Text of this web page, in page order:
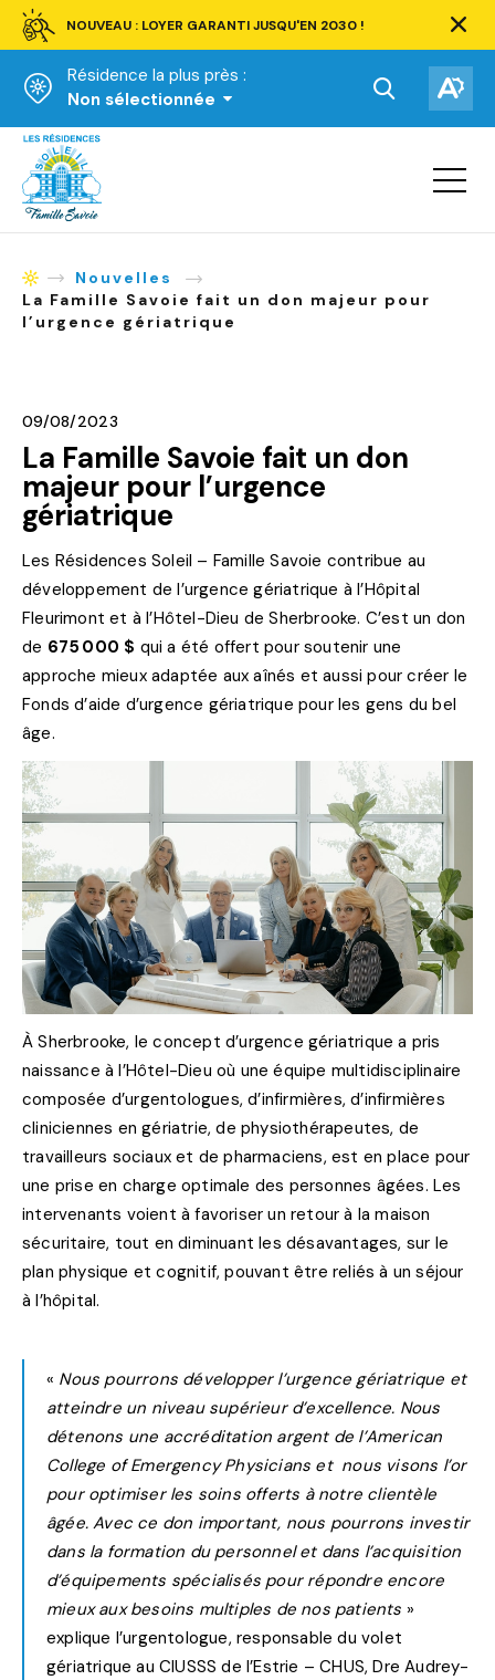
NOUVEAU : LOYER GARANTI JUSQU'EN 2030 !
barre
Résidence la plus près :
Non sélectionnée
Ouvrir
la
recherche.
la
Accueil
Ouvrir
la
AccueilNouvelles
La Famille Savoie fait un don majeur pour
l’urgence gériatrique
09/08/2023
La Famille Savoie fait un don
majeur pour l’urgence
gériatrique
Les Résidences Soleil – Famille Savoie contribue au
développement de l’urgence gériatrique à l’Hôpital
Fleurimont et à l’Hôtel-Dieu de Sherbrooke. C’est un don
de 675 000 $ qui a été offert pour soutenir une
approche mieux adaptée aux aînés et aussi pour créer le
Fonds d’aide d’urgence gériatrique pour les gens du bel
âge.
À Sherbrooke, le concept d’urgence gériatrique a pris
naissance à l’Hôtel-Dieu où une équipe multidisciplinaire
composée d’urgentologues, d’infirmières, d’infirmières
cliniciennes en gériatrie, de physiothérapeutes, de
travailleurs sociaux et de pharmaciens, est en place pour
une prise en charge optimale des personnes âgées. Les
intervenants voient à favoriser un retour à la maison
sécuritaire, tout en diminuant les désavantages, sur le
plan physique et cognitif, pouvant être reliés à un séjour
à l’hôpital.
« Nous pourrons développer l’urgence gériatrique et
atteindre un niveau supérieur d’excellence. Nous
détenons une accréditation argent de l’American
College of Emergency Physicians et nous visons l’or
pour optimiser les soins offerts à notre clientèle
âgée. Avec ce don important, nous pourrons investir
dans la formation du personnel et dans l’acquisition
d’équipements spécialisés pour répondre encore
mieux aux besoins multiples de nos patients »
explique l’urgentologue, responsable du volet
gériatrique au CIUSSS de l’Estrie – CHUS, Dre Audrey-